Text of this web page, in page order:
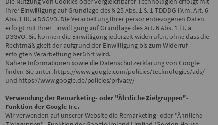
Ihrer Einwilligung auf Grundlage des § 25 Abs. 1 S. 1 TDDDG i.V.m. Art. 6
Abs. 1 lit. a DSGVO. Die Verarbeitung Ihrer personenbezogenen Daten
erfolgt mit Ihrer Einwilligung auf Grundlage des Art. 6 Abs. 1 lit. a
DSGVO. Sie können die Einwilligung jederzeit widerrufen, ohne dass die
Rechtmäßigkeit der aufgrund der Einwilligung bis zum Widerruf
erfolgten Verarbeitung berührt wird.
Nähere Informationen sowie die Datenschutzerklärung von Google
finden Sie unter: https://www.google.com/policies/technologies/ads/
und https://www.google.de/policies/privacy/
Verwendung der Remarketing- oder "Ähnliche Zielgruppen"-
Funktion der Google Inc.
Wir verwenden auf unserer Website die Remarketing- oder "Ähnliche